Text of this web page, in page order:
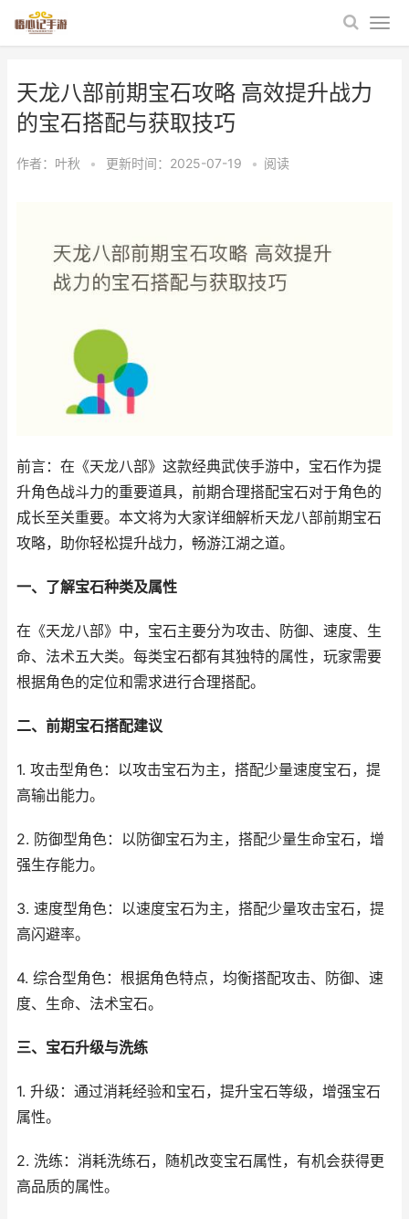
天龙八部前期宝石攻略 高效提升战力
的宝石搭配与获取技巧
作者： 叶秋 • 更新时间：2025-07-19 • 阅读
前言：在《天龙八部》这款经典武侠手游中，宝石作为提
升角色战斗力的重要道具，前期合理搭配宝石对于角色的
成长至关重要。本文将为大家详细解析天龙八部前期宝石
攻略，助你轻松提升战力，畅游江湖之道。
一、了解宝石种类及属性
在《天龙八部》中，宝石主要分为攻击、防御、速度、生
命、法术五大类。每类宝石都有其独特的属性，玩家需要
根据角色的定位和需求进行合理搭配。
二、前期宝石搭配建议
1. 攻击型角色：以攻击宝石为主，搭配少量速度宝石，提
高输出能力。
2. 防御型角色：以防御宝石为主，搭配少量生命宝石，增
强生存能力。
3. 速度型角色：以速度宝石为主，搭配少量攻击宝石，提
高闪避率。
4. 综合型角色：根据角色特点，均衡搭配攻击、防御、速
度、生命、法术宝石。
三、宝石升级与洗练
1. 升级：通过消耗经验和宝石，提升宝石等级，增强宝石
属性。
2. 洗练：消耗洗练石，随机改变宝石属性，有机会获得更
高品质的属性。